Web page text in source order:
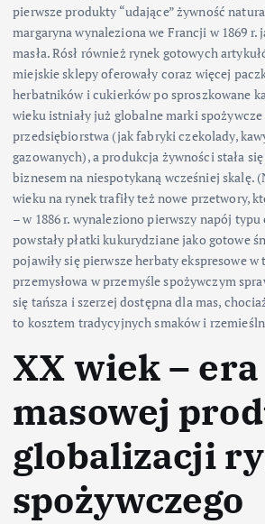
pierwsze produkty “udające” żywność
margaryna wynaleziona we Francji w 1869
masła. Rósł również rynek gotowych
miejskie sklepy oferowały coraz więcej
herbatników i cukierków po sproszkowane
wieku istniały już globalne marki spożywcze
przedsiębiorstwa (jak fabryki czekolady,
gazowanych), a produkcja żywności stała
biznesem na niespotykaną wcześniej skalę.
wieku na rynek trafiły też nowe przetwory,
– w 1886 r. wynaleziono pierwszy napój typu
powstały płatki kukurydziane jako gotowe
pojawiły się pierwsze herbaty ekspresowe
przemysłowa w przemyśle spożywczym
się tańsza i szerzej dostępna dla mas,
to kosztem tradycyjnych smaków i
XX wiek – era
masowej
globalizacji
spożywczego